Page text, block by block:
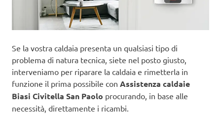
Se la vostra caldaia presenta un qualsiasi tipo di
problema di natura tecnica, siete nel posto giusto,
interveniamo per riparare la caldaia e rimetterla in
funzione il prima possibile con Assistenza caldaie
Biasi Civitella San Paolo procurando, in base alle
necessità, direttamente i ricambi.